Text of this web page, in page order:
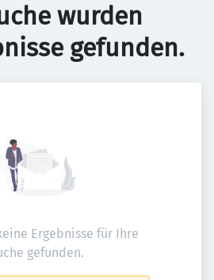
wurden
gefunden.
Ergebnisse für Ihre
gefunden.